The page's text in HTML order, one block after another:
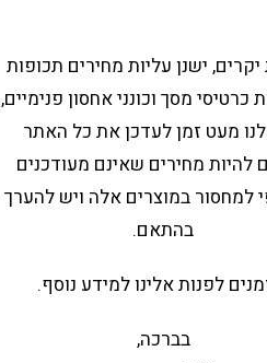
היקפי מחשבים וטאבלטים
ישנן עליות מחירים תכופות
כרטיסי מסך וכונני אחסון פנימיים,
לנו מעט זמן לעדכן את כל האתר
להיות מחירים שאינם מעודכנים
למחסור במוצרים אלה ויש להערך
בהתאם.
לפנות אלינו למידע נוסף.
בברכה,